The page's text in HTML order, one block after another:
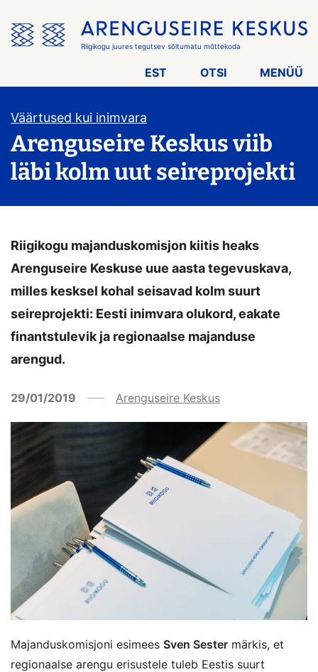
menüü
vahele
Riigikogu juures tegutsev sõltumatu mõttekoda
EST OTSI MENÜÜ
Väärtused kui inimvara
Arenguseire Keskus viib
läbi kolm uut seireprojekti
Riigikogu majanduskomisjon kiitis heaks
Arenguseire Keskuse uue aasta tegevuskava,
milles kesksel kohal seisavad kolm suurt
seireprojekti: Eesti inimvara olukord, eakate
finantstulevik ja regionaalse majanduse
arengud.
29/01/2019 Arenguseire Keskus
Majanduskomisjoni esimees Sven Sester märkis, et
regionaalse arengu erisustele tuleb Eestis suurt